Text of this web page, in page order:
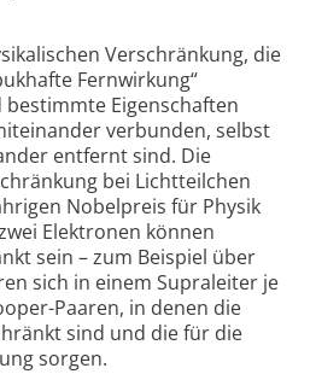
Verschränkung, die
Fernwirkung“
Eigenschaften
verbunden, selbst
entfernt sind. Die
bei Licht­teilchen
Nobelpreis für Physik
Elektronen können
sein – zum Beispiel über
sich in einem Supra­leiter je
Paaren, in denen die
sind und die für die
sorgen.